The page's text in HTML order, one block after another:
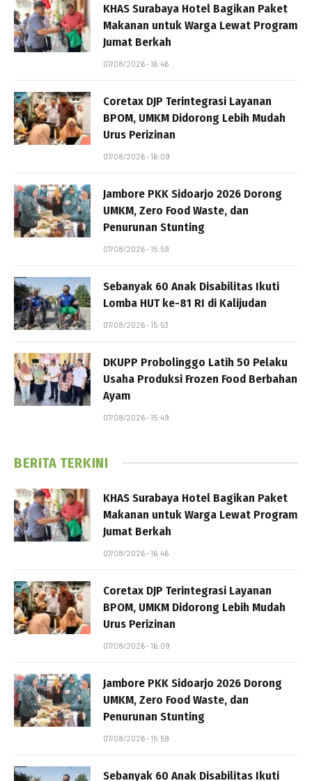
KHAS Surabaya Hotel Bagikan Paket
Makanan untuk Warga Lewat Program
Jumat Berkah
07/08/2026 - 16:46
Coretax DJP Terintegrasi Layanan
BPOM, UMKM Didorong Lebih Mudah
Urus Perizinan
07/08/2026 - 16:09
Jambore PKK Sidoarjo 2026 Dorong
UMKM, Zero Food Waste, dan
Penurunan Stunting
07/08/2026 - 15:59
Sebanyak 60 Anak Disabilitas Ikuti
Lomba HUT ke-81 RI di Kalijudan
07/08/2026 - 15:53
DKUPP Probolinggo Latih 50 Pelaku
Usaha Produksi Frozen Food Berbahan
Ayam
07/08/2026 - 15:49
BERITA TERKINI
KHAS Surabaya Hotel Bagikan Paket
Makanan untuk Warga Lewat Program
Jumat Berkah
07/08/2026 - 16:46
Coretax DJP Terintegrasi Layanan
BPOM, UMKM Didorong Lebih Mudah
Urus Perizinan
07/08/2026 - 16:09
Jambore PKK Sidoarjo 2026 Dorong
UMKM, Zero Food Waste, dan
Penurunan Stunting
07/08/2026 - 15:59
Sebanyak 60 Anak Disabilitas Ikuti